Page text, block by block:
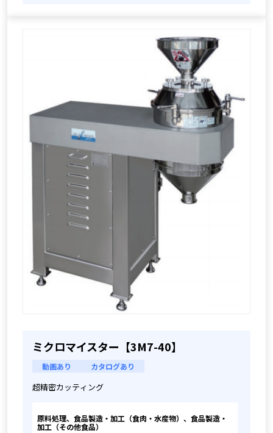
ミクロマイスター【3M7-40】
動画あり カタログあり
超精密カッティング
原料処理、食品製造・加工（食肉・水産物）、食品製造・
加工（その他食品）